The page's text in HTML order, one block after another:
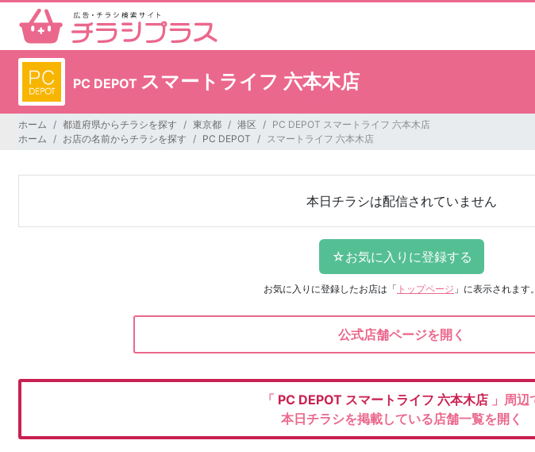
PC DEPOT スマートライフ 六本木店
ホーム 都道府県からチラシを探す 東京都 港区
PC DEPOT スマートライフ 六本木店
ホーム
お店の名前からチラシを探す PC DEPOT スマートライフ 六本木店
本日チラシは配信されていません
お気に入りに登録したお店は 「 トップページ 」に表示されます。
公式店舗ページを開く
「 PC DEPOT スマートライフ 六本木店 」周辺
本日チラシを掲載している店舗一覧を開く